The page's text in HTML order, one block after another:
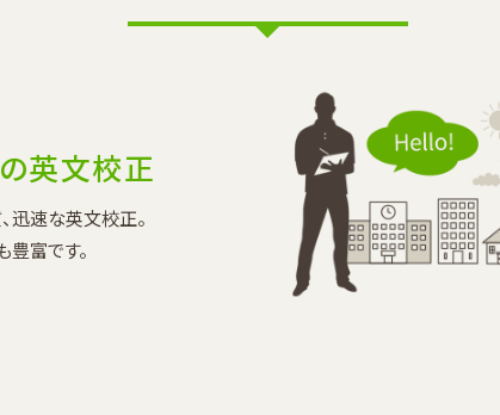
英文校正
迅速な英文校正。
富です。